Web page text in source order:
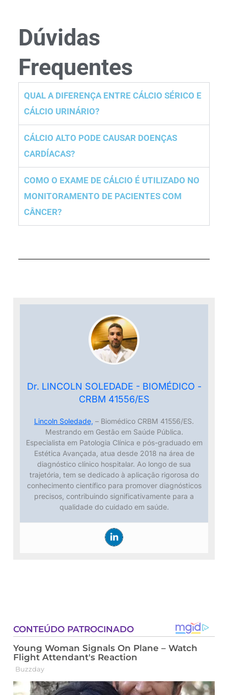
Dúvidas
Frequentes
QUAL A DIFERENÇA ENTRE CÁLCIO SÉRICO E
CÁLCIO URINÁRIO?
CÁLCIO ALTO PODE CAUSAR DOENÇAS
CARDÍACAS?
COMO O EXAME DE CÁLCIO É UTILIZADO NO
MONITORAMENTO DE PACIENTES COM
CÂNCER?
Dr. LINCOLN SOLEDADE - BIOMÉDICO -
CRBM 41556/ES
Lincoln Soledade, – Biomédico CRBM 41556/ES.
Mestrando em Gestão em Saúde Pública.
Especialista em Patologia Clínica e pós-graduado em
Estética Avançada, atua desde 2018 na área de
diagnóstico clínico hospitalar. Ao longo de sua
trajetória, tem se dedicado à aplicação rigorosa do
conhecimento científico para promover diagnósticos
precisos, contribuindo significativamente para a
qualidade do cuidado em saúde.